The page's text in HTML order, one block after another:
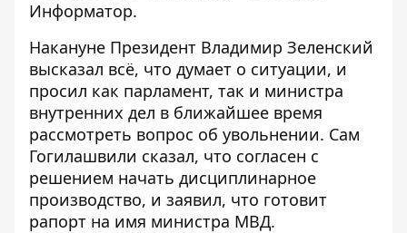
Информатор.
Накануне Президент Владимир Зеленский
высказал всё, что думает о ситуации, и
просил как парламент, так и министра
внутренних дел в ближайшее время
рассмотреть вопрос об увольнении. Сам
Гогилашвили сказал, что согласен с
решением начать дисциплинарное
производство, и заявил, что готовит
рапорт на имя министра МВД.